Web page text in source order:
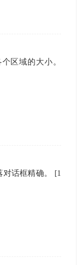
区域的大小。
话框精确。 [1